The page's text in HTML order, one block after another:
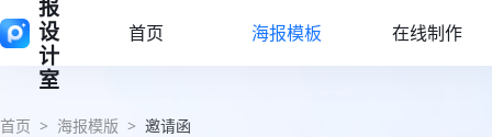
报
设
计
室
首页 海报模板 在线制作
首页 > 海报模版 > 邀请函